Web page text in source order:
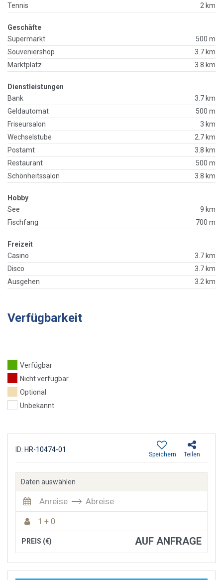
Tennis 2 km
Geschäfte
Supermarkt
500 m
Souveniershop
3.7 km
Marktplatz
3.8 km
Dienstleistungen
Bank
3.7 km
Geldautomat
500 m
Friseursalon
3 km
Wechselstube
2.7 km
Postamt
3.8 km
Restaurant
500 m
Schönheitssalon
3.8 km
Hobby
See
9 km
Fischfang
700 m
Freizeit
Casino
3.7 km
Disco
3.7 km
Ausgehen
3.2 km
Verfügbarkeit
Verfügbar
Nicht verfügbar
Optional
Unbekannt
ID: HR-10474-01
Teilen
Speichern
Daten auswählen
Anreise Abreise
1 + 0
PREIS (€) AUF ANFRAGE